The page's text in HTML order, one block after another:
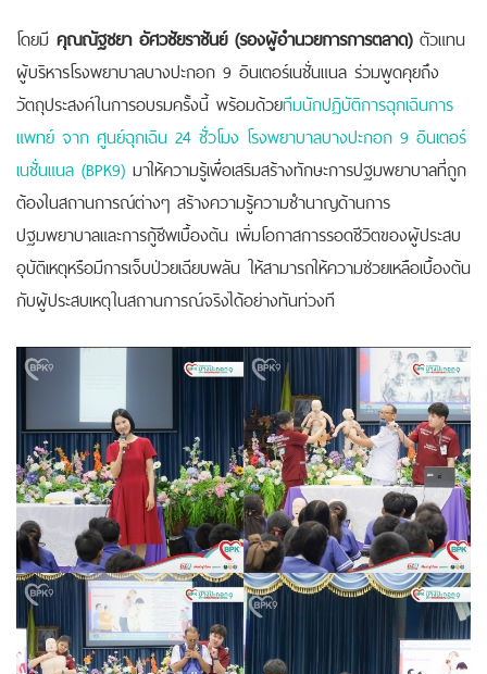
โดยมี คุณณัฐชยา อัศวชัยราชันย์ (รองผู้อำนวยการการตลาด)ตัวแทน
ผู้บริหารโรงพยาบาลบางปะกอก 9 อินเตอร์เนชั่นแนล ร่วมพูดคุยถึง
วัตถุประสงค์ในการอบรมครั้งนี้ พร้อมด้วยทีมนักปฏิบัติการฉุกเฉินการ
แพทย์ จาก ศูนย์ฉุกเฉิน 24 ชั่วโมง โรงพยาบาลบางปะกอก 9 อินเตอร์
เนชั่นแนล (BPK9) มาให้ความรู้เพื่อเสริมสร้างทักษะการปฐมพยาบาลที่ถูก
ต้องในสถานการณ์ต่างๆ สร้างความรู้ความชำนาญด้านการ
ปฐมพยาบาลและการกู้ชีพเบื้องต้น เพิ่มโอกาสการรอดชีวิตของผู้ประสบ
อุบัติเหตุหรือมีการเจ็บป่วยเฉียบพลัน ให้สามารถให้ความช่วยเหลือเบื้องต้น
กับผู้ประสบเหตุในสถานการณ์จริงได้อย่างทันท่วงที